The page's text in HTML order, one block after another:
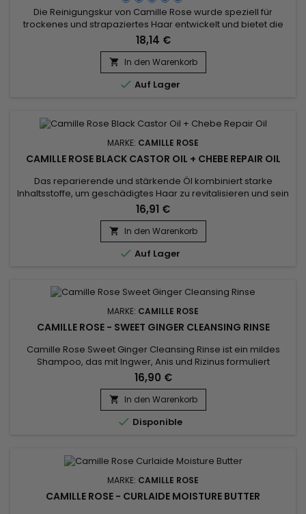
Die Reinigungskur von Camille Rose wurde speziell für
trockenes und strapaziertes Haar entwickelt und bietet die
Vorteile eines Shampoos und einer Spülung. Camille Rose
Naturals Coconut Water Curl Coating Cowash ist mit
Kokoswasser, Leinöl und Avocadoöl formuliert und erfrischt
und reinigt Ihr Haar sanft, während es gleichzeitig intensive
Feuchtigkeit...
18,14 €
 In den Warenkorb
 Auf Lager
MARKE: CAMILLE ROSE
CAMILLE ROSE BLACK CASTOR OIL + CHEBE REPAIR OIL
Das reparierende und stärkende Öl kombiniert starke
Inhaltsstoffe, um geschädigtes Haar zu revitalisieren und sein
Wachstum zu fördern. Schwarzes Rizinusöl ist für seine
durchblutungsfördernden Eigenschaften in der Kopfhaut
bekannt, die dazu beitragen, das Haarwachstum zu
beschleunigen.&nbsp; Kokosnussöl spendet tiefgehende
Feuchtigkeit, reduziert...
16,91 €
 In den Warenkorb
 Auf Lager
MARKE: CAMILLE ROSE
CAMILLE ROSE - SWEET GINGER CLEANSING RINSE
Camille Rose Sweet Ginger Cleansing Rinse ist ein mildes
Shampoo, das mit Ingwer, Anis und Rizinus formuliert
wurde.&nbsp; Es macht Ihr Haar weich und seidig und verleiht
Ihren Locken neue Kraft.&nbsp; Camille Rose, natürliche
Inhaltsstoffe für gesundes Haar.
16,90 €
 In den Warenkorb
 Disponible
MARKE: CAMILLE ROSE
CAMILLE ROSE - CURLAIDE MOISTURE BUTTER